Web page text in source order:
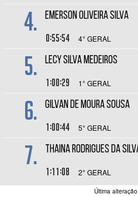
4. EMERSON OLIVEIRA SILVA
0:55:54 4° GERAL
5. LECY SILVA MEDEIROS
1:00:29 1° GERAL
6. GILVAN DE MOURA SOUSA
1:00:44 5° GERAL
7. THAINA RODRIGUES DA
1:11:08 2° GERAL
Última